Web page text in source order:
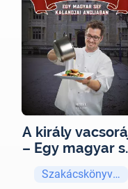
A király
– Egy magyar
Angliában
Szakácskönyvek